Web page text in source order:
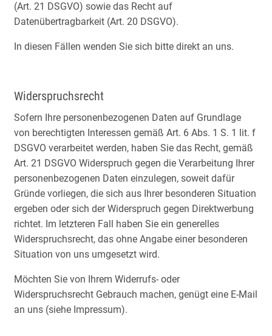
(Art. 21 DSGVO) sowie das Recht auf
Datenübertragbarkeit (Art. 20 DSGVO).
In diesen Fällen wenden Sie sich bitte direkt an uns.
Widerspruchsrecht
Sofern Ihre personenbezogenen Daten auf Grundlage
von berechtigten Interessen gemäß Art. 6 Abs. 1 S. 1 lit. f
DSGVO verarbeitet werden, haben Sie das Recht, gemäß
Art. 21 DSGVO Widerspruch gegen die Verarbeitung Ihrer
personenbezogenen Daten einzulegen, soweit dafür
Gründe vorliegen, die sich aus Ihrer besonderen Situation
ergeben oder sich der Widerspruch gegen Direktwerbung
richtet. Im letzteren Fall haben Sie ein generelles
Widerspruchsrecht, das ohne Angabe einer besonderen
Situation von uns umgesetzt wird.
Möchten Sie von Ihrem Widerrufs- oder
Widerspruchsrecht Gebrauch machen, genügt eine E-Mail
an uns (siehe Impressum).